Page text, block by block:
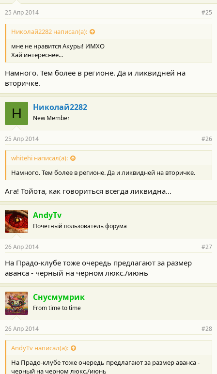
25 Апр 2014 #25
Николай2282 написал(а):
мне не нравится Акуры! ИМХО
Хай интереснее...
Намного. Тем более в регионе. Да и ликвидней на
вторичке.
Н Николай2282
New Member
25 Апр 2014 #26
whitehi написал(а):
Намного. Тем более в регионе. Да и ликвидней на вторичке.
Ага! Тойота, как говориться всегда ликвидна...
AndyTv
Почетный пользователь форума
26 Апр 2014 #27
На Прадо-клубе тоже очередь предлагают за размер
аванса - черный на черном люкс./июнь
Снусмумрик
From time to time
26 Апр 2014 #28
AndyTv написал(а):
На Прадо-клубе тоже очередь предлагают за размер аванса -
черный на черном люкс./июнь